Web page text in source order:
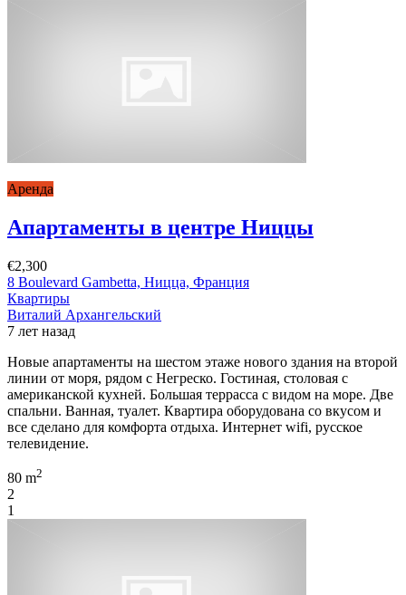
Аренда
Апартаменты в центре Ниццы
€2,300
8 Boulevard Gambetta, Ницца, Франция
Квартиры
Виталий Архангельский
7 лет назад
Новые апартаменты на шестом этаже нового здания на второй
линии от моря, рядом с Негреско. Гостиная, столовая с
американской кухней. Большая террасса с видом на море. Две
спальни. Ванная, туалет. Квартира оборудована со вкусом и
все сделано для комфорта отдыха. Интернет wifi, русское
телевидение.
80 m2
2
1